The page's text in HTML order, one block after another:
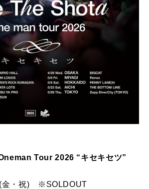
Tour 2026 “キセキセツ”
(金・祝) ※SOLDOUT